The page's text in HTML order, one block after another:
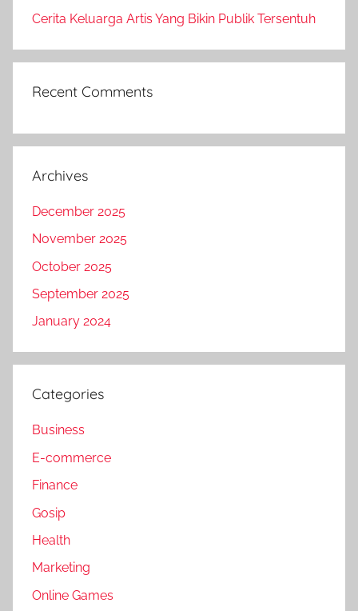
Cerita Keluarga Artis Yang Bikin Publik Tersentuh
Recent Comments
Archives
December 2025
November 2025
October 2025
September 2025
January 2024
Categories
Business
E-commerce
Finance
Gosip
Health
Marketing
Online Games